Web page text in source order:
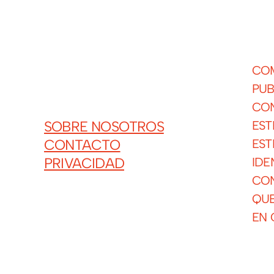
SOBRE NOSOTROS
CONTACTO
PRIVACIDAD
EN